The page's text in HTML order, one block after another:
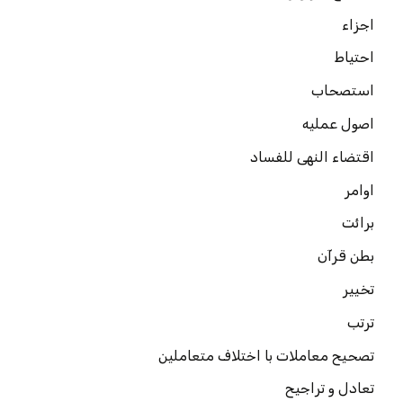
اجزاء
احتیاط
استصحاب
اصول عملیه
اقتضاء النهی للفساد
اوامر
برائت
بطن قرآن
تخییر
ترتب
تصحیح معاملات با اختلاف متعاملین
تعادل و تراجیح